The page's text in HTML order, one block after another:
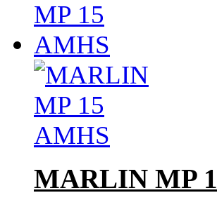
MARLIN MP